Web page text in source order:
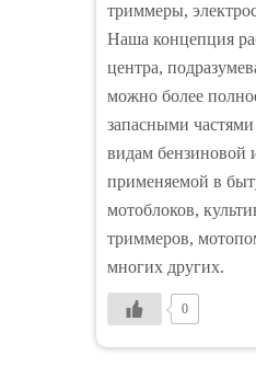
триммеры,
Наша концепция
центра,
можно более
запасными частями
видам бензиновой
применяемой в
мотоблоков,
триммеров,
многих других.
0